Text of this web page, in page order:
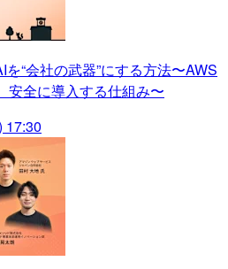
を“会社の武器”にする方法〜AWS
安全に導入する仕組み〜
17:30